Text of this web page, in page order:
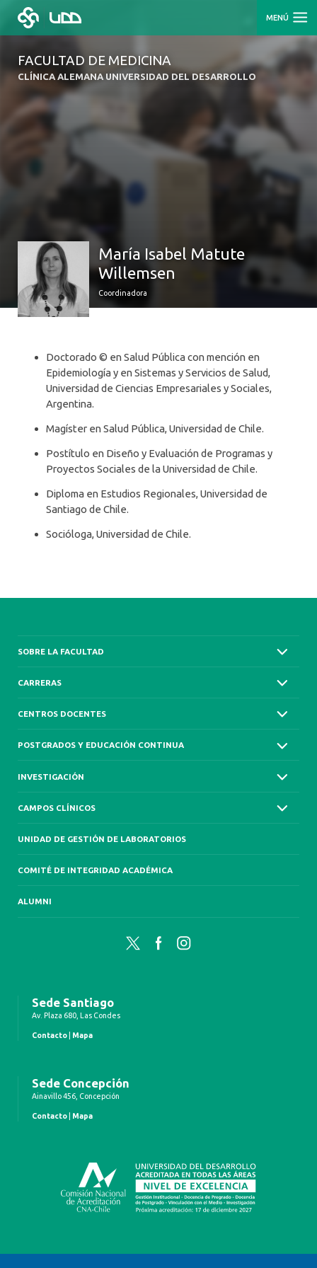
MENÚ
FACULTAD DE MEDICINA
CLÍNICA ALEMANA UNIVERSIDAD DEL DESARROLLO
María Isabel Matute
Willemsen
Coordinadora
Doctorado © en Salud Pública con mención en
Epidemiología y en Sistemas y Servicios de Salud,
Universidad de Ciencias Empresariales y Sociales,
Argentina.
Magíster en Salud Pública, Universidad de Chile.
Postítulo en Diseño y Evaluación de Programas y
Proyectos Sociales de la Universidad de Chile.
Diploma en Estudios Regionales, Universidad de
Santiago de Chile.
Socióloga, Universidad de Chile.
SOBRE LA FACULTAD
CARRERAS
CENTROS DOCENTES
POSTGRADOS Y EDUCACIÓN CONTINUA
INVESTIGACIÓN
CAMPOS CLÍNICOS
UNIDAD DE GESTIÓN DE LABORATORIOS
COMITÉ DE INTEGRIDAD ACADÉMICA
ALUMNI
Twitter FacebookInstagram
Sede Santiago
Av. Plaza 680, Las Condes
Contacto Mapa
Sede Concepción
Ainavillo 456, Concepción
Contacto Mapa